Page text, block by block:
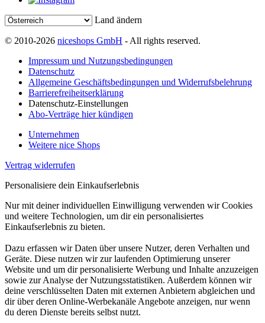
Land ändern
© 2010-2026 niceshops GmbH - All rights reserved.
Impressum und Nutzungsbedingungen
Datenschutz
Allgemeine Geschäftsbedingungen und Widerrufsbelehrung
Barrierefreiheitserklärung
Datenschutz-Einstellungen
Abo-Verträge hier kündigen
Unternehmen
Weitere nice Shops
Vertrag widerrufen
Personalisiere dein Einkaufserlebnis
Nur mit deiner individuellen Einwilligung verwenden wir Cookies
und weitere Technologien, um dir ein personalisiertes
Einkaufserlebnis zu bieten.
Dazu erfassen wir Daten über unsere Nutzer, deren Verhalten und
Geräte. Diese nutzen wir zur laufenden Optimierung unserer
Website und um dir personalisierte Werbung und Inhalte anzuzeigen
sowie zur Analyse der Nutzungsstatistiken. Außerdem können wir
deine verschlüsselten Daten mit externen Anbietern abgleichen und
dir über deren Online-Werbekanäle Angebote anzeigen, nur wenn
du deren Dienste bereits selbst nutzt.